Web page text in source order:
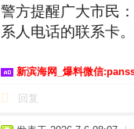
警方提醒广大市民
系人电话的联系卡
新滨海网_爆料微信
回复